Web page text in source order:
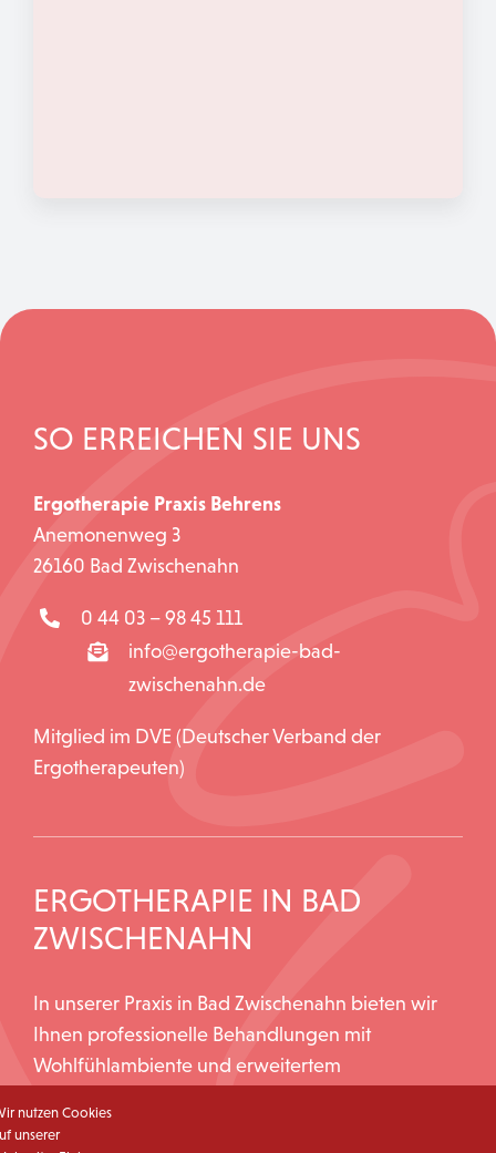
SO ERREICHEN SIE UNS
Ergotherapie Praxis Behrens
Anemonenweg 3
26160 Bad Zwischenahn
0 44 03 – 98 45 111
info@ergotherapie-bad-
zwischenahn.de
Mitglied im DVE (Deutscher Verband der
Ergotherapeuten)
ERGOTHERAPIE IN BAD
ZWISCHENAHN
In unserer Praxis in Bad Zwischenahn bieten wir
Ihnen professionelle Behandlungen mit
Wohlfühlambiente und erweitertem
nutzen Cookies
unserer